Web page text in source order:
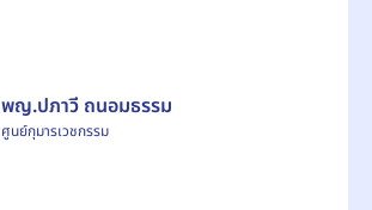
พญ.ปภาวี ถนอมธรรม
ศูนย์กุมารเวชกรรม